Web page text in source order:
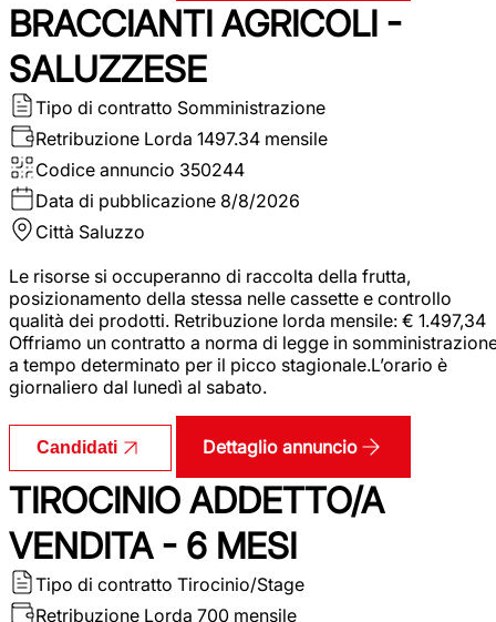
BRACCIANTI AGRICOLI -
SALUZZESE
Tipo di contratto Somministrazione
Retribuzione Lorda 1497.34 mensile
Codice annuncio 350244
Data di pubblicazione 8/8/2026
Città Saluzzo
Le risorse si occuperanno di raccolta della frutta,
posizionamento della stessa nelle cassette e controllo
qualità dei prodotti. Retribuzione lorda mensile: € 1.497,34
Offriamo un contratto a norma di legge in
a tempo determinato per il picco stagionale.L’orario è
giornaliero dal lunedì al sabato.
Candidati Dettaglio annuncio
TIROCINIO ADDETTO/A
VENDITA - 6 MESI
Tipo di contratto Tirocinio/Stage
Retribuzione Lorda 700 mensile